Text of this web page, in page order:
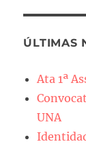
ÚLTIMAS
Ata 1ª
UNA